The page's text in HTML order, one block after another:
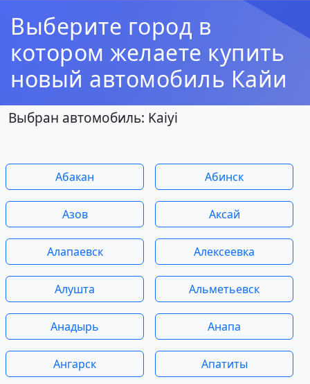
Выберите город в
котором желаете купить
новый автомобиль Кайи
Выбран автомобиль: Kaiyi
Абакан Абинск
Азов Аксай
Алапаевск Алексеевка
Алушта Альметьевск
Анадырь Анапа
Ангарск Апатиты